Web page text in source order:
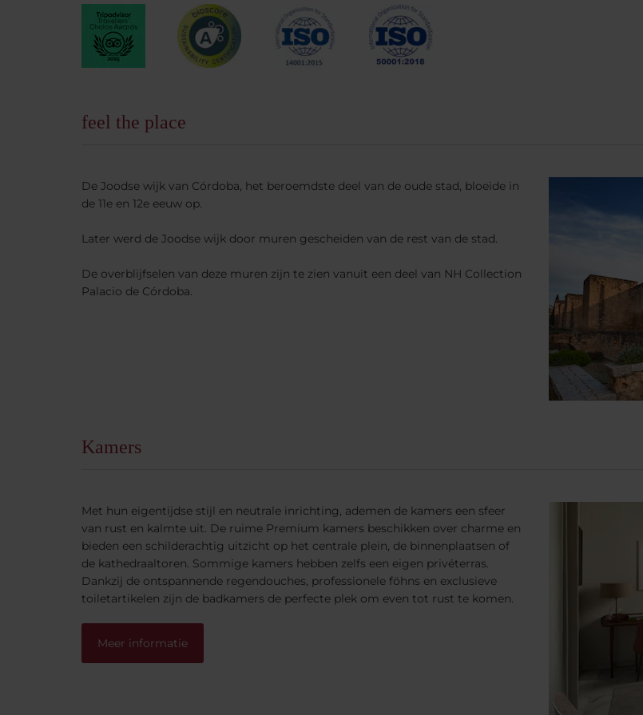
feel the place
De Joodse wijk van Córdoba, het beroemdste deel van de oude stad, bloeide in
de 11e en 12e eeuw op.
Later werd de Joodse wijk door muren gescheiden van de rest van de stad.
De overblijfselen van deze muren zijn te zien vanuit een deel van NH Collection
Palacio de Córdoba.
Kamers
Met hun eigentijdse stijl en neutrale inrichting, ademen de kamers een sfeer
van rust en kalmte uit. De ruime Premium kamers beschikken over charme en
bieden een schilderachtig uitzicht op het centrale plein, de binnenplaatsen of
de kathedraaltoren. Sommige kamers hebben zelfs een eigen privéterras.
Dankzij de ontspannende regendouches, professionele föhns en exclusieve
toiletartikelen zijn de badkamers de perfecte plek om even tot rust te komen.
Meer informatie